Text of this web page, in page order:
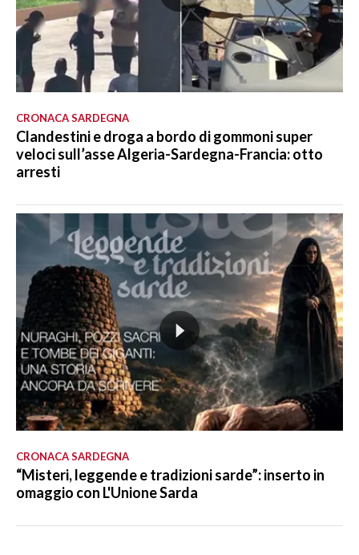
CRONACA SARDEGNA
Clandestini e droga a bordo di gommoni super
veloci sull’asse Algeria-Sardegna-Francia: otto
arresti
CRONACA SARDEGNA
“Misteri, leggende e tradizioni sarde”: inserto in
omaggio con L'Unione Sarda